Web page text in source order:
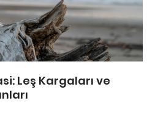
Leş Kargaları ve